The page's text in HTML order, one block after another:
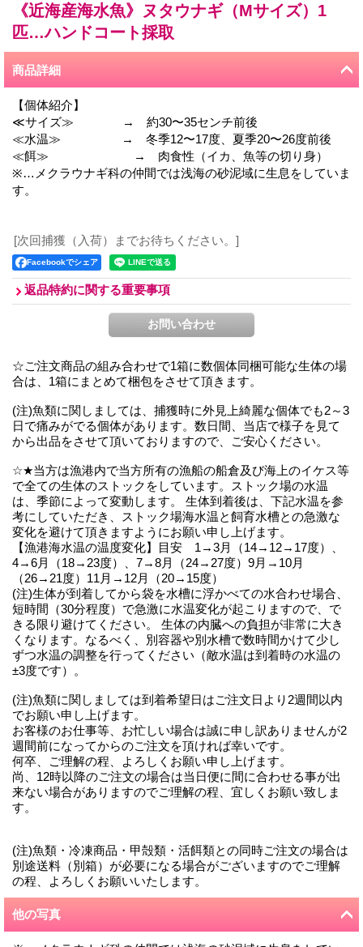
《近海産海水魚》ヌタウナギ（Mサイズ）1
匹…ハンドコート採取
商品詳細
【個体紹介】
≪サイズ≫ → 約30〜35センチ前後
≪水温≫ → 冬季12〜17度、夏季20〜26度前後
≪餌≫ → 肉食性（イカ、魚等の切り身）
※…メクラウナギ科の仲間では浅海の砂泥域に生息をしていま
す。
[次回捕獲（入荷）までお待ちください。]
Facebookでシェア
返品特約に関する重要事項
☆ご注文商品の組み合わせで1箱に数個体同梱可能な生体の場
合は、1箱にまとめて梱包をさせて頂きます。
(注)魚類に関しましては、捕獲時に外見上綺麗な個体でも2～3
日で痛みがでる個体があります。数日間、当店で様子を見て
から出品をさせて頂いておりますので、ご安心ください。
☆★当方は漁港内で当方所有の漁船の船倉及び海上のイケス等
で全ての生体のストックをしています。ストック場の水温
は、季節によって変動します。 生体到着後は、下記水温を参
考にしていただき、ストック場海水温と飼育水槽との急激な
変化を避けて頂きますようにお願い申し上げます。
【漁港海水温の温度変化】目安 1→3月（14→12→17度）、
4→6月（18→23度）、7→8月（24→27度）9月→10月
（26→21度）11月→12月（20→15度）
(注)生体が到着してから袋を水槽に浮かべての水合わせ場合、
短時間（30分程度）で急激に水温変化が起こりますので、で
きる限り避けてください。 生体の内臓への負担が非常に大き
くなります。なるべく、別容器や別水槽で数時間かけて少し
ずつ水温の調整を行ってください（敵水温は到着時の水温の
±3度です）。
(注)魚類に関しましては到着希望日はご注文日より2週間以内
でお願い申し上げます。
お客様のお仕事等、お忙しい場合は誠に申し訳ありませんが2
週間前になってからのご注文を頂ければ幸いです。
何卒、ご理解の程、よろしくお願い申し上げます。
尚、12時以降のご注文の場合は当日便に間に合わせる事が出
来ない場合がありますのでご理解の程、宜しくお願い致しま
す。
(注)魚類・冷凍商品・甲殻類・活餌類との同時ご注文の場合は
別途送料（別箱）が必要になる場合がございますのでご理解
の程、よろしくお願いいたします。
他の写真